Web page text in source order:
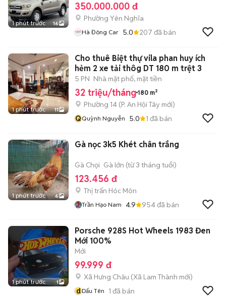
1 phút trước 16
350.000.000 đ
Phường Yên Nghĩa
Hà Đông Car 5.0 207 đã bán
1 phút trước 11
Cho thuê Biệt thự vila phan huy ích
hẻm 2 xe tải thôg DT 180 m trệt 3
5 PN Nhà mặt phố, mặt tiền
32 triệu/tháng 180 m²
Phường 14 (P. An Hội Tây mới)
QQuỳnh Nguyễn 5.0 1 đã bán
1 phút trước 6
Gà nọc 3k5 Khét chân trắng
Gà Chọi Gà lớn (từ 3 tháng tuổi)
123.456 đ
Thị trấn Hóc Môn
Trần Hạo Nam 4.9 954đã bán
1 phút trước 1
Porsche 928S Hot Wheels 1983 Đen
Mới 100%
Mới
99.999 đ
Xã Hưng Châu (Xã Lam Thành mới)
dDấu Tên 1 đã bán